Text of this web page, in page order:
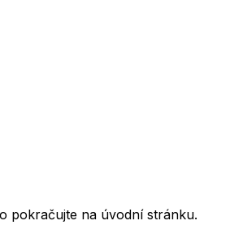
pokračujte na úvodní stránku.